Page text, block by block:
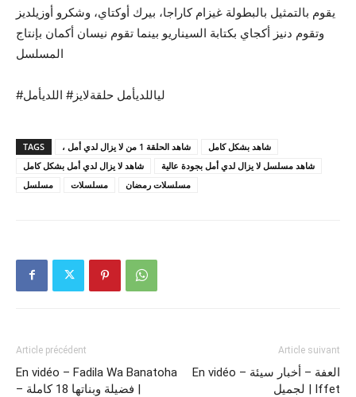
يقوم بالتمثيل بالبطولة غيزام كاراجا، بيرك أوكتاي، وشكرو أوزيلديز
وتقوم دنيز أكجاي بكتابة السيناريو بينما تقوم نيسان أكمان بإنتاج
المسلسل
#لياللديأمل حلقةلايز# اللديأمل
TAGS ، شاهد الحلقة 1 من لا يزال لدي أمل
شاهد بشكل كامل
شاهد لا يزال لدي أمل بشكل كامل
شاهد مسلسل لا يزال لدي أمل بجودة عالية
مسلسل
مسلسلات مسلسلات رمضان
Article précédent
En vidéo – Fadila Wa Banatoha
– فضيلة وبناتها 18 كاملة |
Article suivant
En vidéo – العفة – أخبار سيئة
لجميل | Iffet